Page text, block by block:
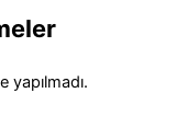
yapılmadı.